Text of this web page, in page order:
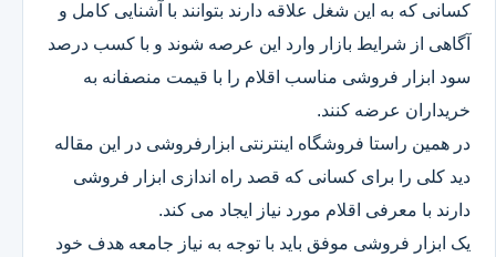
کسانی که به این شغل علاقه دارند بتوانند با آشنایی کامل و
آگاهی از شرایط بازار وارد این عرصه شوند و با کسب درصد
سود ابزار فروشی مناسب اقلام را با قیمت منصفانه به
خریداران عرضه کنند.
در همین راستا فروشگاه اینترنتی ابزارفروشی در این مقاله
دید کلی را برای کسانی که قصد راه اندازی ابزار فروشی
دارند با معرفی اقلام مورد نیاز ایجاد می کند.
یک ابزار فروشی موفق باید با توجه به نیاز جامعه هدف خود